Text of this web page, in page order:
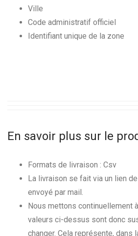
Ville
Code administratif officiel
Identifiant unique de la zone
En savoir plus sur le
Formats de livraison : Csv
La livraison se fait via un lien
envoyé par mail.
Nous mettons continuellement
valeurs ci-dessus sont donc
changer. Cela représente, dans